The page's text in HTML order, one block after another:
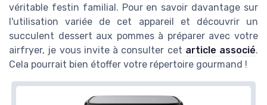
véritable festin familial. Pour en savoir davantage sur
l'utilisation variée de cet appareil et découvrir un
succulent dessert aux pommes à préparer avec votre
airfryer, je vous invite à consulter cet article associé.
Cela pourrait bien étoffer votre répertoire gourmand !